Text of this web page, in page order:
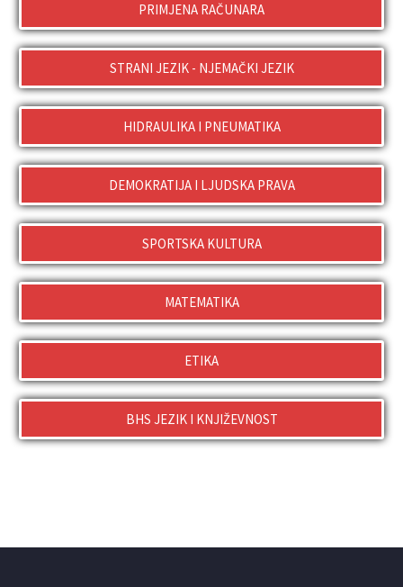
PRIMJENA RAČUNARA
STRANI JEZIK - NJEMAČKI JEZIK
HIDRAULIKA I PNEUMATIKA
DEMOKRATIJA I LJUDSKA PRAVA
SPORTSKA KULTURA
MATEMATIKA
ETIKA
BHS JEZIK I KNJIŽEVNOST